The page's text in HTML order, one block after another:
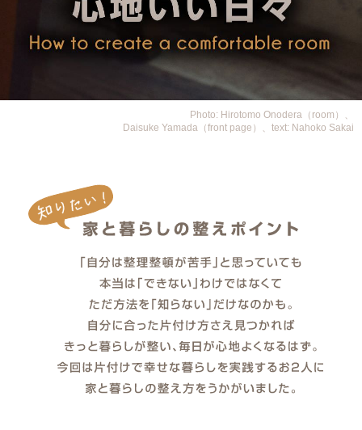
Photo: Hirotomo Onodera（room）、
Daisuke Yamada（front page）、text: Nahoko Sakai